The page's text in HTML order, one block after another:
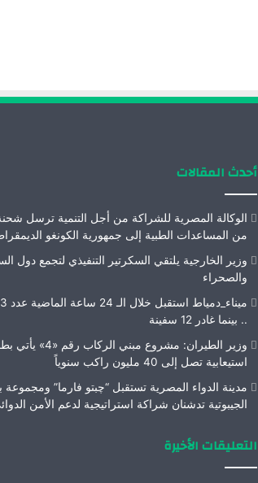
أحدث المقالات
الوكالة المصرية للشراكة من أجل التنمية ترسل شحنة
من المساعدات الطبية إلى جمهورية الكونغو
وزير الخارجية يلتقي السكرتير التنفيذي لتجمع دول
والصحراء
.. بينما غادر 12 سفينة
وزير الطيران: مشروع مبني الركاب رقم
استيعابية تصل إلى 40 مليون راكب سنوياً
مدينة الدواء المصرية تستقبل “چبتو فارما” ومجموعة
الجيبوتية تدشنان شراكة استراتيجية لدعم الأمن
التعليقات الأخيرة